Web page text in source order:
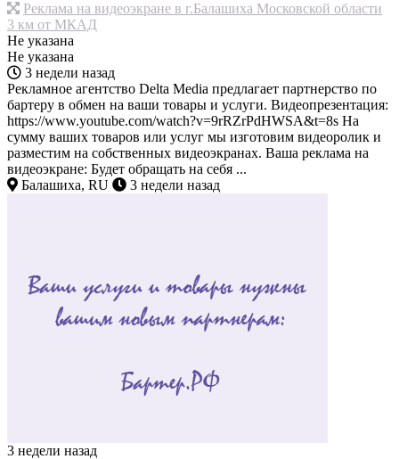
Реклама на видеоэкране в г.Балашиха Московской области
3 км от МКАД
Не указана
Не указана
3 недели назад
Рекламное агентство Delta Media предлагает партнерство по
бартеру в обмен на ваши товары и услуги. Видеопрезентация:
https://www.youtube.com/watch?v=9rRZrPdHWSA&t=8s На
сумму ваших товаров или услуг мы изготовим видеоролик и
разместим на собственных видеоэкранах. Ваша реклама на
видеоэкране: Будет обращать на себя ...
Балашиха, RU
3 недели назад
3 недели назад